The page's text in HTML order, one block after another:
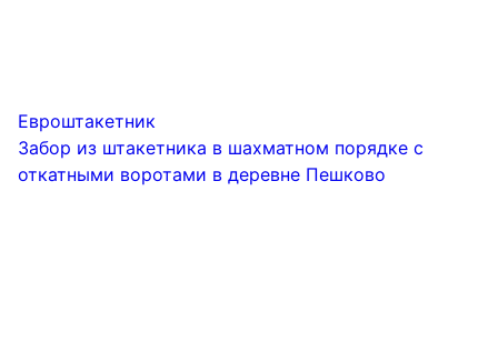
Евроштакетник
Забор из штакетника в шахматном порядке с
откатными воротами в деревне Пешково